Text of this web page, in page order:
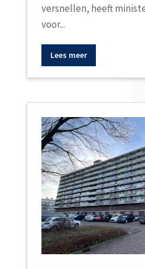
versnellen, heeft
voor...
Lees meer